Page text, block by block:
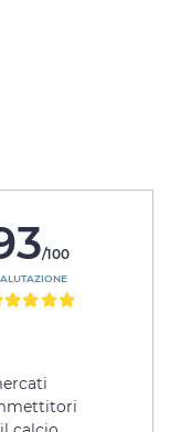
/100